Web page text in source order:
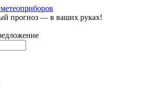
прогноз — в ваших руках!